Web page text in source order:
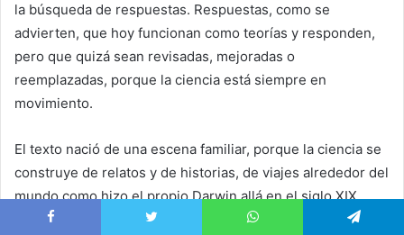
la búsqueda de respuestas. Respuestas, como se
advierten, que hoy funcionan como teorías y responden,
pero que quizá sean revisadas, mejoradas o
reemplazadas, porque la ciencia está siempre en
movimiento.
El texto nació de una escena familiar, porque la ciencia se
construye de relatos y de historias, de viajes alrededor del
mundo como hizo el propio Darwin allá en el siglo XIX.
Este libro apareció cuando Santiago Ginnobili intentaba